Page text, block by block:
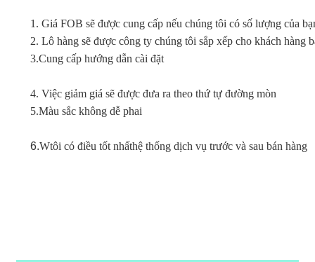
1. Giá FOB sẽ được cung cấp nếu chúng tôi có số lượng của
2. Lô hàng sẽ được công ty chúng tôi sắp xếp cho khách hàng
3.Cung cấp hướng dẫn cài đặt
4. Việc giảm giá sẽ được đưa ra theo thứ tự đường mòn
5.Màu sắc không dễ phai
6.Wtôi có điều tốt nhấthệ thống dịch vụ trước và sau bán hàng